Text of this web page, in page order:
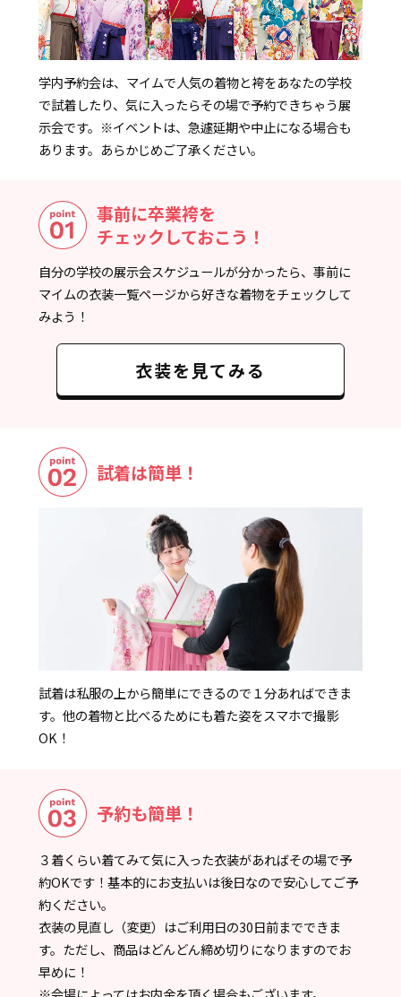
学内予約会は、マイムで人気の着物と袴をあなたの学校
で試着したり、気に入ったらその場で予約できちゃう展
示会です。 ※イベントは、急遽延期や中止になる場合も
あります。あらかじめご了承ください。
事前に卒業袴を
チェックしておこう！
自分の学校の展示会スケジュールが分かったら、事前に
マイムの衣装一覧ページから好きな着物をチェックして
みよう！
衣装を見てみる
試着は簡単！
試着は私服の上から簡単にできるので１分あればできま
す。他の着物と比べるためにも着た姿をスマホで撮影
OK！
予約も簡単！
３着くらい着てみて気に入った衣装があればその場で予
約OKです！基本的にお支払いは後日なので安心してご予
約ください。
衣装の見直し（変更）はご利用日の30日前までできま
す。ただし、商品はどんどん締め切りになりますのでお
早めに！